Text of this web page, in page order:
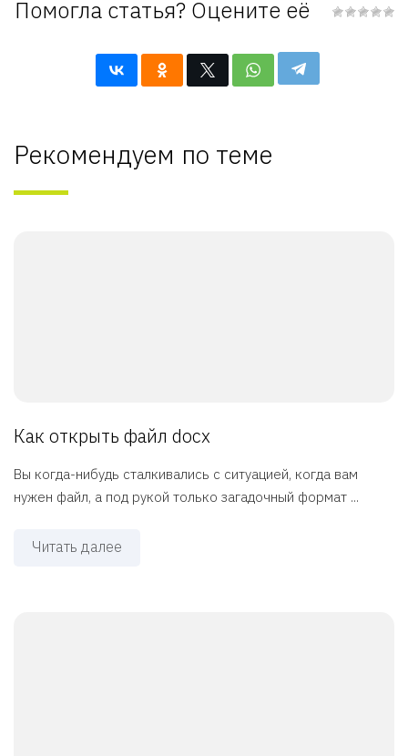
Помогла статья? Оцените её
Рекомендуем по теме
Как открыть файл docx
Вы когда-нибудь сталкивались с ситуацией, когда вам
нужен файл, а под рукой только загадочный формат ...
Читать далее